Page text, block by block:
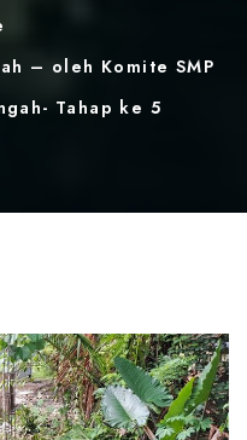
– oleh Komite SMP
Tahap ke 5